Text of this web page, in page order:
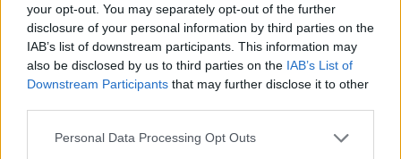
your opt-out. You may separately opt-out of the further
disclosure of your personal information by third parties on the
IAB’s list of downstream participants. This information may
also be disclosed by us to third parties on the IAB’s List of
Downstream Participants that may further disclose it to other
Personal Data Processing Opt Outs